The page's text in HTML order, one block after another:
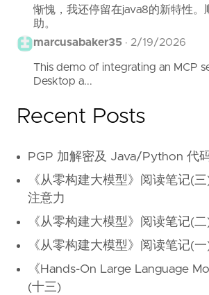
惭愧，我还停留在java8的新特性。
助。
marcusabaker35 · 2/19/2026
This demo of integrating an MCP
Desktop a...
Recent Posts
PGP 加解密及 Java/Python 代
《从零构建大模型》阅读笔记(
注意力
《从零构建大模型》阅读笔记(
《从零构建大模型》阅读笔记(
《Hands-On Large Language
(十三)